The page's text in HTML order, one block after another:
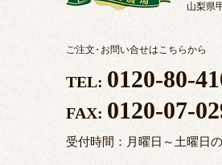
山梨県
ご注文・お問い合せはこちらから
TEL: 0120-80-
FAX: 0120-07-
受付時間：月曜日～土曜日